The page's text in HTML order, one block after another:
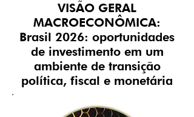
VISÃO GERAL
MACROECONÔMICA:
Brasil 2026: oportunidades
de investimento em um
ambiente de transição
política, fiscal e monetária